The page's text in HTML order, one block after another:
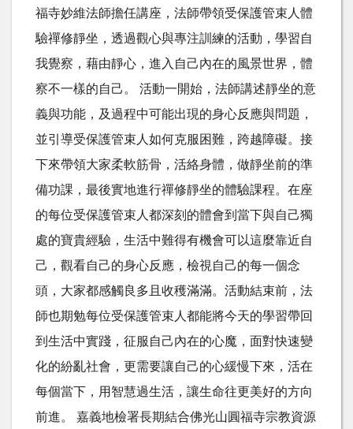
福寺妙維法師擔任講座，法師帶領受保護管束人體
驗禪修靜坐，透過觀心與專注訓練的活動，學習自
我覺察，藉由靜心，進入自己內在的風景世界，體
察不一樣的自己。 活動一開始，法師講述靜坐的意
義與功能，及過程中可能出現的身心反應與問題，
並引導受保護管束人如何克服困難，跨越障礙。接
下來帶領大家柔軟筋骨，活絡身體，做靜坐前的準
備功課，最後實地進行禪修靜坐的體驗課程。在座
的每位受保護管束人都深刻的體會到當下與自己獨
處的寶貴經驗，生活中難得有機會可以這麼靠近自
己，觀看自己的身心反應，檢視自己的每一個念
頭，大家都感觸良多且收穫滿滿。活動結束前，法
師也期勉每位受保護管束人都能將今天的學習帶回
到生活中實踐，征服自己內在的心魔，面對快速變
化的紛亂社會，更需要讓自己的心緩慢下來，活在
每個當下，用智慧過生活，讓生命往更美好的方向
前進。 嘉義地檢署長期結合佛光山圓福寺宗教資源